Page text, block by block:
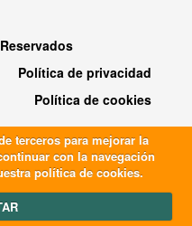
Política de privacidad
Política de cookies
terceros para mejorar la
con la navegación
política de cookies.